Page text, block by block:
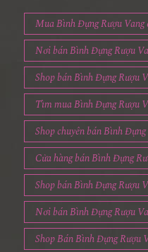
Mua Bình Đựng Rượu Vang
Nơi bán Bình Đựng Rượu
Shop bán Bình Đựng Rượu
Tìm mua Bình Đựng Rượu
Shop chuyên bán Bình
Cửa hàng bán Bình Đựng
Shop bán Bình Đựng Rượu
Nơi bán Bình Đựng Rượu
Shop Bán Bình Đựng Rượu